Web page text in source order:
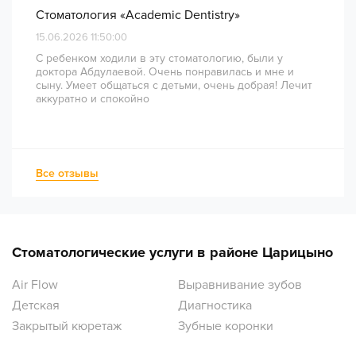
Стоматология «Academic Dentistry»
15.06.2026 11:50:00
С ребенком ходили в эту стоматологию, были у
доктора Абдулаевой. Очень понравилась и мне и
сыну. Умеет общаться с детьми, очень добрая! Лечит
аккуратно и спокойно
Все отзывы
Стоматологические услуги в районе Царицыно
Air Flow
Выравнивание зубов
Детская
Диагностика
Закрытый кюретаж
Зубные коронки